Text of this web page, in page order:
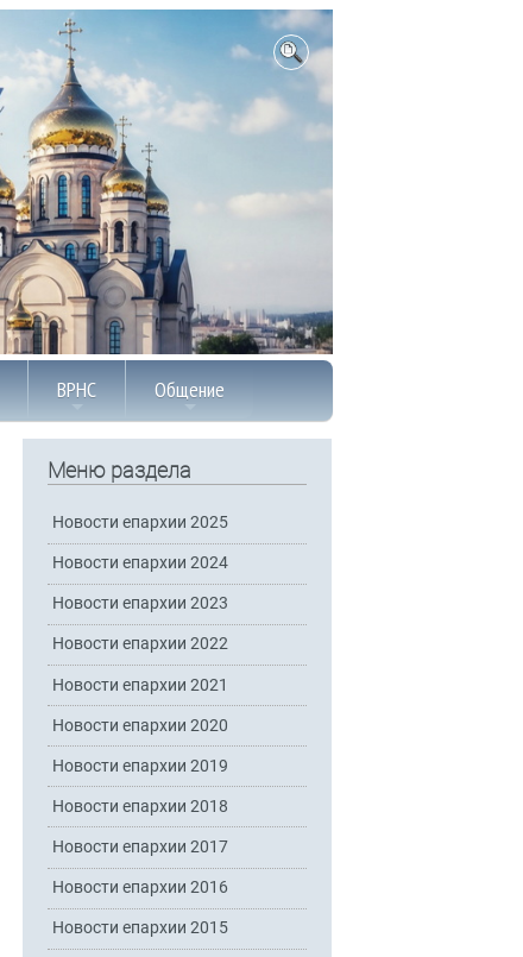
ВРНС Общение
Меню раздела
Новости епархии 2025
Новости епархии 2024
Новости епархии 2023
Новости епархии 2022
Новости епархии 2021
Новости епархии 2020
Новости епархии 2019
Новости епархии 2018
Новости епархии 2017
Новости епархии 2016
Новости епархии 2015